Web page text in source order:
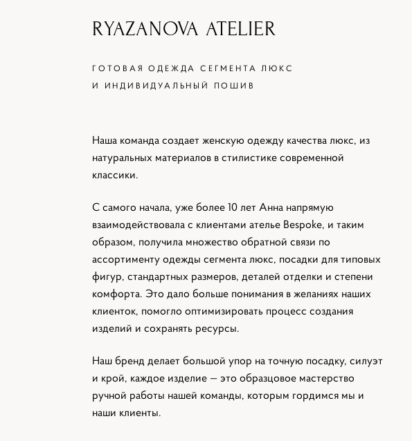
RYAZANOVA ATELIER
ГОТОВАЯ ОДЕЖДА СЕГМЕНТА ЛЮКС
И ИНДИВИДУАЛЬНЫЙ ПОШИВ
Наша команда создает женскую одежду качества люкс, из
натуральных материалов в стилистике современной
классики.
С самого начала, уже более 10 лет Анна напрямую
взаимодействовала с клиентами ателье Bespoke, и таким
образом, получила множество обратной связи по
ассортименту одежды сегмента люкс, посадки для типовых
фигур, стандартных размеров, деталей отделки и степени
комфорта. Это дало больше понимания в желаниях наших
клиенток, помогло оптимизировать процесс создания
изделий и сохранять ресурсы.
Наш бренд делает большой упор на точную посадку, силуэт
и крой, каждое изделие — это образцовое мастерство
ручной работы нашей команды, которым гордимся мы и
наши клиенты.